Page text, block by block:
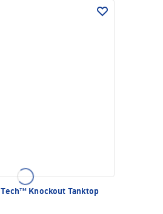
Tech™ Knockout Tanktop